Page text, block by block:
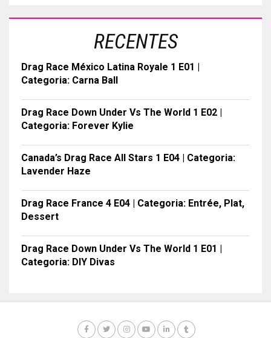
RECENTES
Drag Race México Latina Royale 1 E01 |
Categoria: Carna Ball
Drag Race Down Under Vs The World 1 E02 |
Categoria: Forever Kylie
Canada’s Drag Race All Stars 1 E04 | Categoria:
Lavender Haze
Drag Race France 4 E04 | Categoria: Entrée, Plat,
Dessert
Drag Race Down Under Vs The World 1 E01 |
Categoria: DIY Divas